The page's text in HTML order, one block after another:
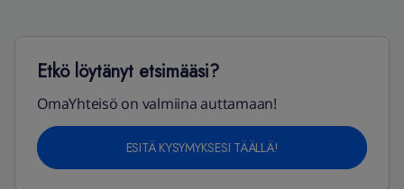
Etkö löytänyt etsimääsi?
OmaYhteisö on valmiina auttamaan!
ESITÄ KYSYMYKSESI TÄÄLLÄ!